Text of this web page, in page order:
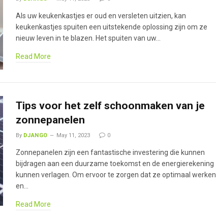
Als uw keukenkastjes er oud en versleten uitzien, kan
keukenkastjes spuiten een uitstekende oplossing zijn om ze
nieuw leven in te blazen. Het spuiten van uw…
Read More
Tips voor het zelf schoonmaken van je
zonnepanelen
By DJANGO May 11, 2023 0
Zonnepanelen zijn een fantastische investering die kunnen
bijdragen aan een duurzame toekomst en de energierekening
kunnen verlagen. Om ervoor te zorgen dat ze optimaal werken
en…
Read More